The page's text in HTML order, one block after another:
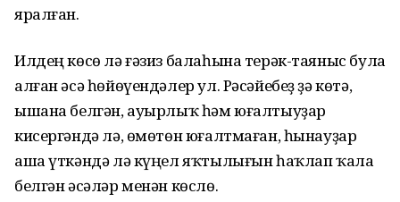
яралған.
Илдең көсө лә ғәзиз балаһына терәк-таяныс була
алған әсә һөйөүендәлер ул. Рәсәйебеҙ ҙә көтә,
ышана белгән, ауырлыҡ һәм юғалтыуҙар
кисергәндә лә, өмөтөн юғалтмаған, һынауҙар
аша үткәндә лә күңел яҡтылығын һаҡлап ҡала
белгән әсәләр менән көслө.